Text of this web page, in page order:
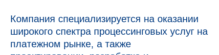
Компания специализируется на оказании
широкого спектра процессинговых услуг на
платежном рынке, а также